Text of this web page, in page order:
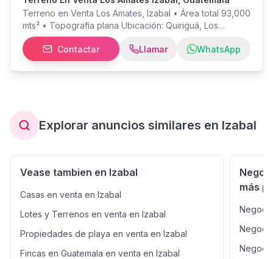
Terreno en Venta Los Amates, Izabal • Área total 93,000
mts² • Topografía plana Ubicación: Quiriguá, Los
Amates, IzabalSobre carretera CA-9, vocación
comercial Coordinar visita con el contacto del anuncio..
--- Clave Interna: PVT.014.03.23 ---
Contactar Llamar WhatsApp
Explorar anuncios similares en Izabal
Vease tambien en Izabal
Casas en venta en Izabal
Lotes y Terrenos en venta en Izabal
Propiedades de playa en venta en Izabal
Fincas en Guatemala en venta en Izabal
más